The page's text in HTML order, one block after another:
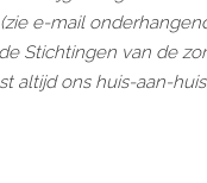
e-mail
Stichtingen van de
altijd ons huis-aan-